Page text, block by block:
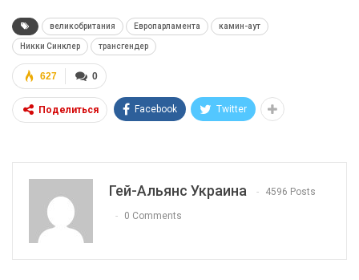
великобритания Европарламента камин-аут
Никки Синклер трансгендер
0
627
Поделиться Facebook Twitter
Гей-Альянс Украина 4596 Posts
0 Comments